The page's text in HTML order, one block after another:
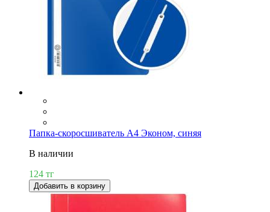
Папка-скоросшиватель А4 Эконом, синяя
В наличии
124 тг
Добавить в корзину